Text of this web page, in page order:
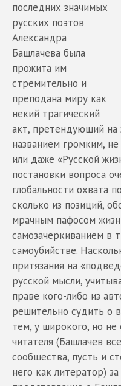
последних значимых
русских поэтов
Александра
Башлачева была
прожита им
стремительно и
преподана миру как
некий трагический
акт, претендующий на
названием громким, не
или даже «Русской
постановки вопроса
глобальности охвата
сколько из позиций,
мрачным пафосом
самозачеркиванием в
самоубийстве.
притязания на
русской мысли,
праве кого-либо из
решительно судить о
тем, у широкого, но не
читателя (Башлачев
сообщества, пусть и
него как литератор)